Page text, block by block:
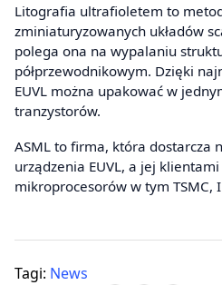
Litografia ultrafioletem to
zminiaturyzowanych układów
polega ona na wypalaniu
półprzewodnikowym. Dzięki
EUVL można upakować w
tranzystorów.
ASML to firma, która dostarcza
urządzenia EUVL, a jej
mikroprocesorów w tym TSMC,
Tagi: News